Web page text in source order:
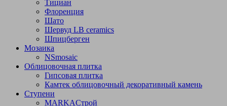
Тициан
Флоренция
Шато
Шервуд LB ceramics
Шпицберген
Мозаика
NSmosaic
Облицовочная плитка
Гипсовая плитка
Камтек облицовочный декоративный камень
Ступени
МARKAСтрой